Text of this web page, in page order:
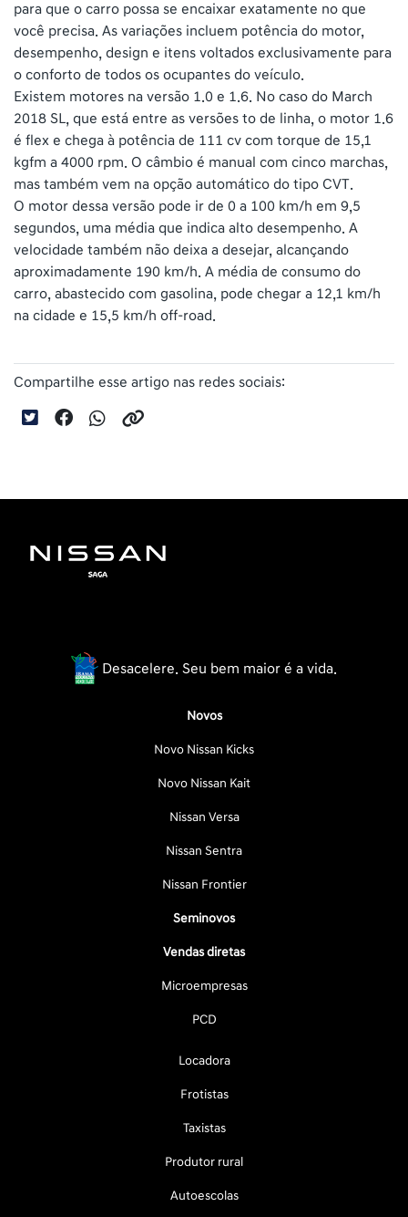
para que o carro possa se encaixar exatamente no que
você precisa. As variações incluem potência do motor,
desempenho, design e itens voltados exclusivamente para
o conforto de todos os ocupantes do veículo.
Existem motores na versão 1.0 e 1.6. No caso do March
2018 SL, que está entre as versões to de linha, o motor 1.6
é flex e chega à potência de 111 cv com torque de 15,1
kgfm a 4000 rpm. O câmbio é manual com cinco marchas,
mas também vem na opção automático do tipo CVT.
O motor dessa versão pode ir de 0 a 100 km/h em 9,5
segundos, uma média que indica alto desempenho. A
velocidade também não deixa a desejar, alcançando
aproximadamente 190 km/h. A média de consumo do
carro, abastecido com gasolina, pode chegar a 12,1 km/h
na cidade e 15,5 km/h off-road.
Compartilhe esse artigo nas redes sociais:
Desacelere. Seu bem maior é a vida.
Novos
Novo Nissan Kicks
Novo Nissan Kait
Nissan Versa
Nissan Sentra
Nissan Frontier
Seminovos
Vendas diretas
Microempresas
PCD
Locadora
Frotistas
Taxistas
Produtor rural
Autoescolas